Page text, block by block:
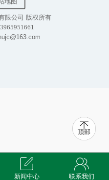
地图
限公司 版权所有
新闻中心 联系我们
顶部